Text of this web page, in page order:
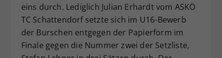
eins durch. Lediglich Julian Erhardt vom ASKÖ
TC Schattendorf setzte sich im U16-Bewerb
der Burschen entgegen der Papierform im
Finale gegen die Nummer zwei der Setzliste,
Zweck
Dieser Wert speichert Ihre Consent-
Einstellungen. Unter anderem eine
zufällig generierte ID, für die
historische Speicherung Ihrer
vorgenommen Einstellungen, falls der